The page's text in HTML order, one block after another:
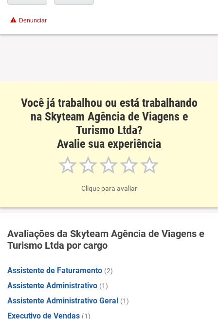
Denunciar
Você já trabalhou ou está trabalhando
na Skyteam Agência de Viagens e
Turismo Ltda?
Avalie sua experiência
Clique para avaliar
Avaliações da Skyteam Agência de Viagens e
Turismo Ltda por cargo
Assistente de Faturamento (2)
Assistente Administrativo (1)
Assistente Administrativo Geral (1)
Executivo de Vendas (1)